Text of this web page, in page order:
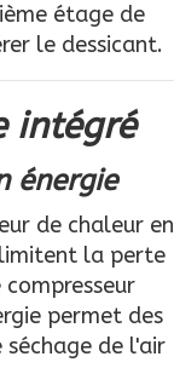
étage de
le dessicant.
intégré
énergie
de chaleur en
la perte
permet des
de l'air